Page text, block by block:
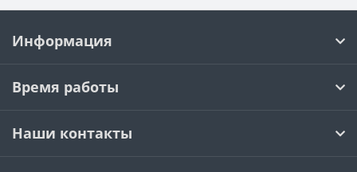
Информация
Время работы
Наши контакты